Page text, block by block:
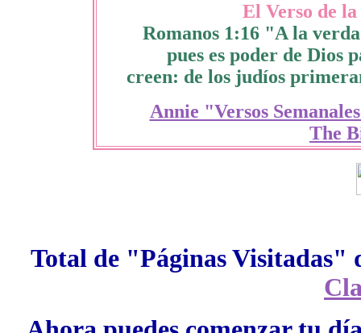
El Verso de
Romanos 1:16 "A la
pues es poder de Dios
creen: de los judíos
Annie "Versos
The
Total de "Páginas Visitadas"